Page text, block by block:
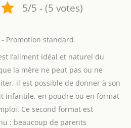
5/5 - (5 votes)
l’aliment idéal et naturel du
la mère ne peut pas ou ne
il est possible de donner à son
infantile, en poudre ou en format
Ce second format est
: beaucoup de parents